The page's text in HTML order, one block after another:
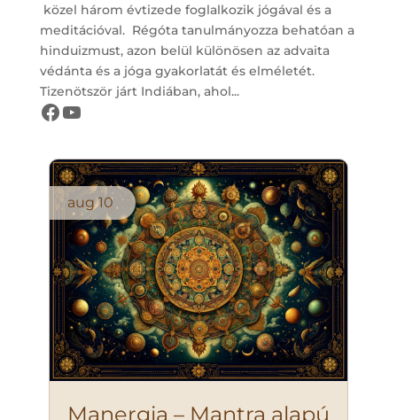
közel három évtizede foglalkozik jógával és a
meditációval. Régóta tanulmányozza behatóan a
hinduizmust, azon belül különösen az advaita
védánta és a jóga gyakorlatát és elméletét.
Tizenötször járt Indiában, ahol...
Létezés Öröme Központ oldala
Létezés Öröme Központ csatornája
aug 10
Manergia – Mantra alapú